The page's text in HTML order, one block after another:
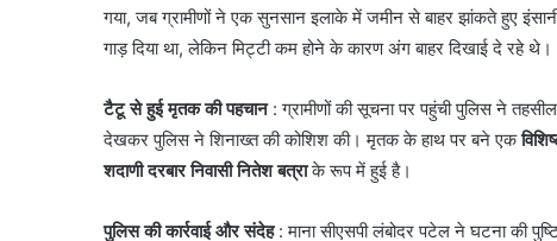
गया, जब ग्रामीणों ने एक सुनसान इलाके में जमीन से बाहर झांकते हुए
गाड़ दिया था, लेकिन मिट्टी कम होने के कारण अंग बाहर दिखाई दे रहे थे।
टैटू से हुई मृतक की पहचान: ग्रामीणों की सूचना पर पहुंची पुलिस ने
देखकर पुलिस ने शिनाख्त की कोशिश की। मृतक के हाथ पर बने एक
शदाणी दरबार निवासी नितेश बत्राके रूप में हुई है।
पुलिस की कार्रवाई और संदेह: माना सीएसपी लंबोदर पटेल ने घटना की